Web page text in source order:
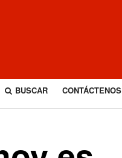
BUSCAR CONTÁCTENOS